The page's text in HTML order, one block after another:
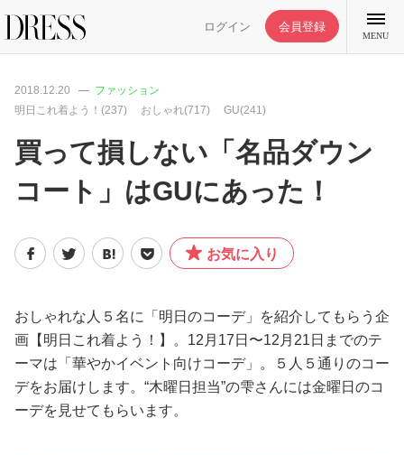
ログイン 会員登録
MENU
ファッション
恋愛/結婚/離婚
2018.12.20
ファッション
明日これ着よう！(237)
おしゃれ(717) GU(241)
買って損しない「名品ダウン
コート」はGUにあった！
お気に入り
おしゃれな人５名に「明日のコーデ」を紹介してもらう企
画【明日これ着よう！】。12月17日〜12月21日までのテ
ーマは「華やかイベント向けコーデ」。５人５通りのコー
デをお届けします。“木曜日担当”の雫さんには金曜日のコ
ーデを見せてもらいます。